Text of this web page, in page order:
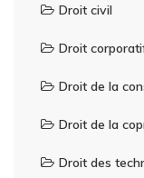
Droit civil
Droit
Droit de la
Droit de la
Droit des